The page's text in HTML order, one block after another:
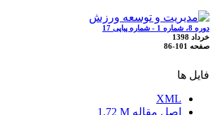
دوره 8، شماره 1 - شماره پیاپی 17
خرداد 1398
صفحه 86-101
فایل ها
XML
اصل مقاله 1.72 M